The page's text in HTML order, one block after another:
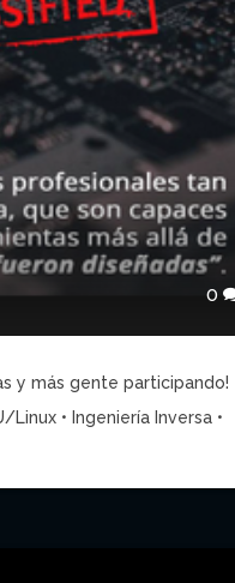
0
y más gente participando!
• Ingeniería Inversa •